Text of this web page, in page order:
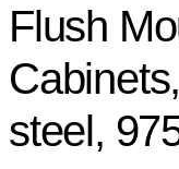
Flush
steel,